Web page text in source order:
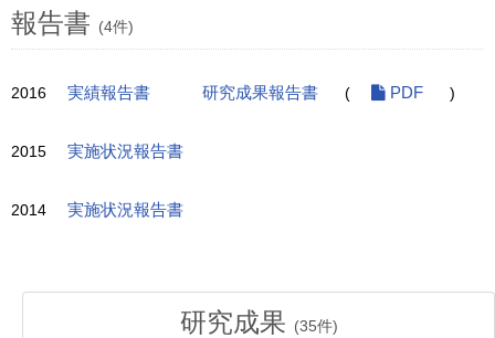
報告書 (4件)
2016 実績報告書 研究成果報告書 ( PDF )
2015 実施状況報告書
2014 実施状況報告書
研究成果 (35件)